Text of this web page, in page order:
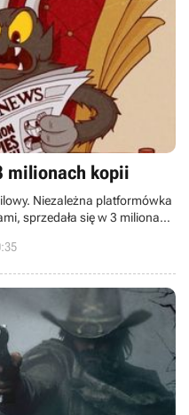
milionach kopii
Niezależna platformówka
sprzedała się w 3 milionach
One trwa promocja na